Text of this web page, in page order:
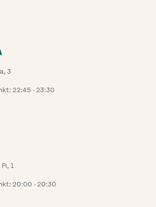
3
22:45 - 23:30
1
20:00 - 20:30